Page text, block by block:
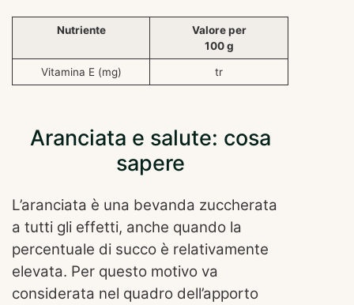
Nutriente
Valore per
100 g
Vitamina E (mg) tr
Aranciata e salute: cosa
sapere
L’aranciata è una bevanda zuccherata
a tutti gli effetti, anche quando la
percentuale di succo è relativamente
elevata. Per questo motivo va
considerata nel quadro dell’apporto